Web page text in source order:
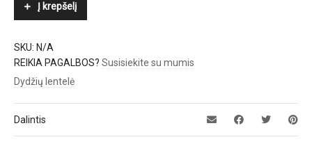
Į krepšelį
SKU: N/A
REIKIA PAGALBOS? Susisiekite su mumis
Dydžių lentelė
Dalintis